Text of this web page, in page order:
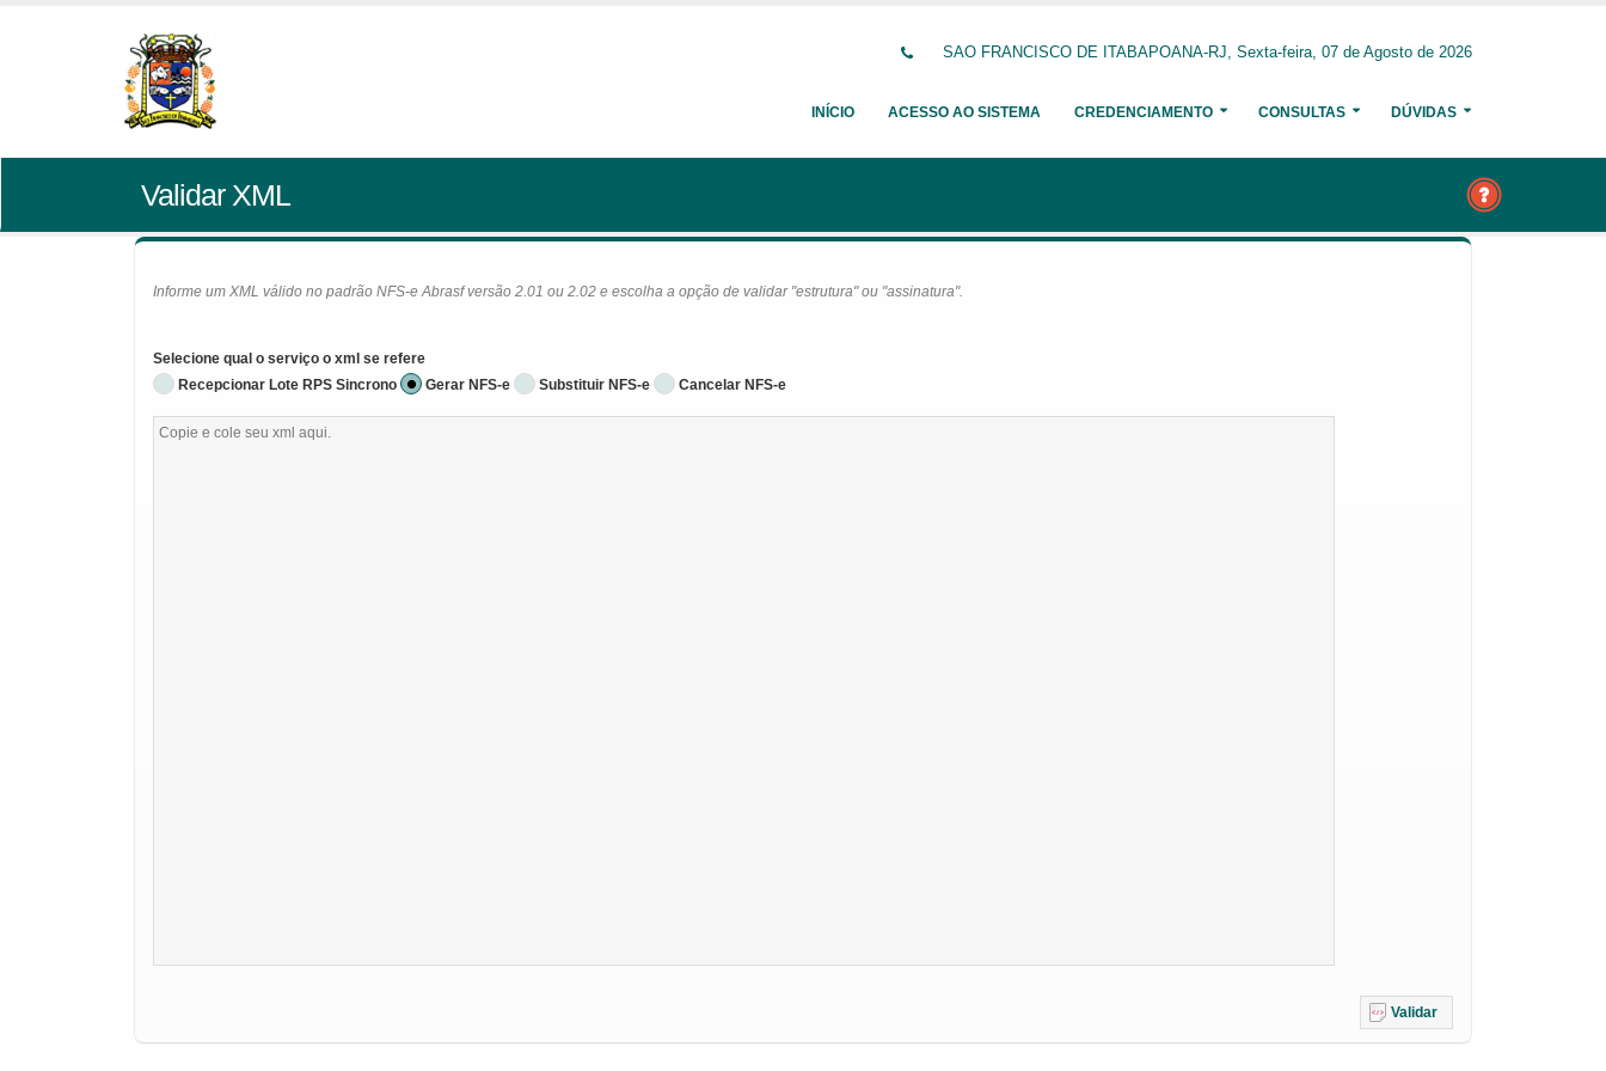
SAO FRANCISCO DE ITABAPOANA-RJ, Sexta-feira, 07 de Agosto de 2026
INÍCIO ACESSO AO SISTEMA CREDENCIAMENTO CONSULTAS DÚVIDAS
Validar XML
Informe um XML válido no padrão NFS-e Abrasf versão 2.01 ou 2.02 e escolha a opção de validar "estrutura" ou "assinatura".
Selecione qual o serviço o xml se refere
Recepcionar Lote RPS Sincrono
Gerar NFS-e Substituir NFS-e Cancelar NFS-e
Validar